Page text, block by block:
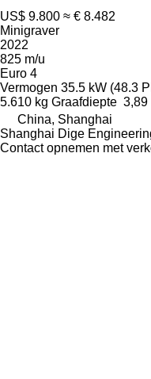
US$ 9.800 ≈ € 8.482
Minigraver
2022
825 m/u
Euro 4
Vermogen 35.5 kW (48.3
5.610 kg Graafdiepte 3,89
China, Shanghai
Shanghai Dige
Contact opnemen met